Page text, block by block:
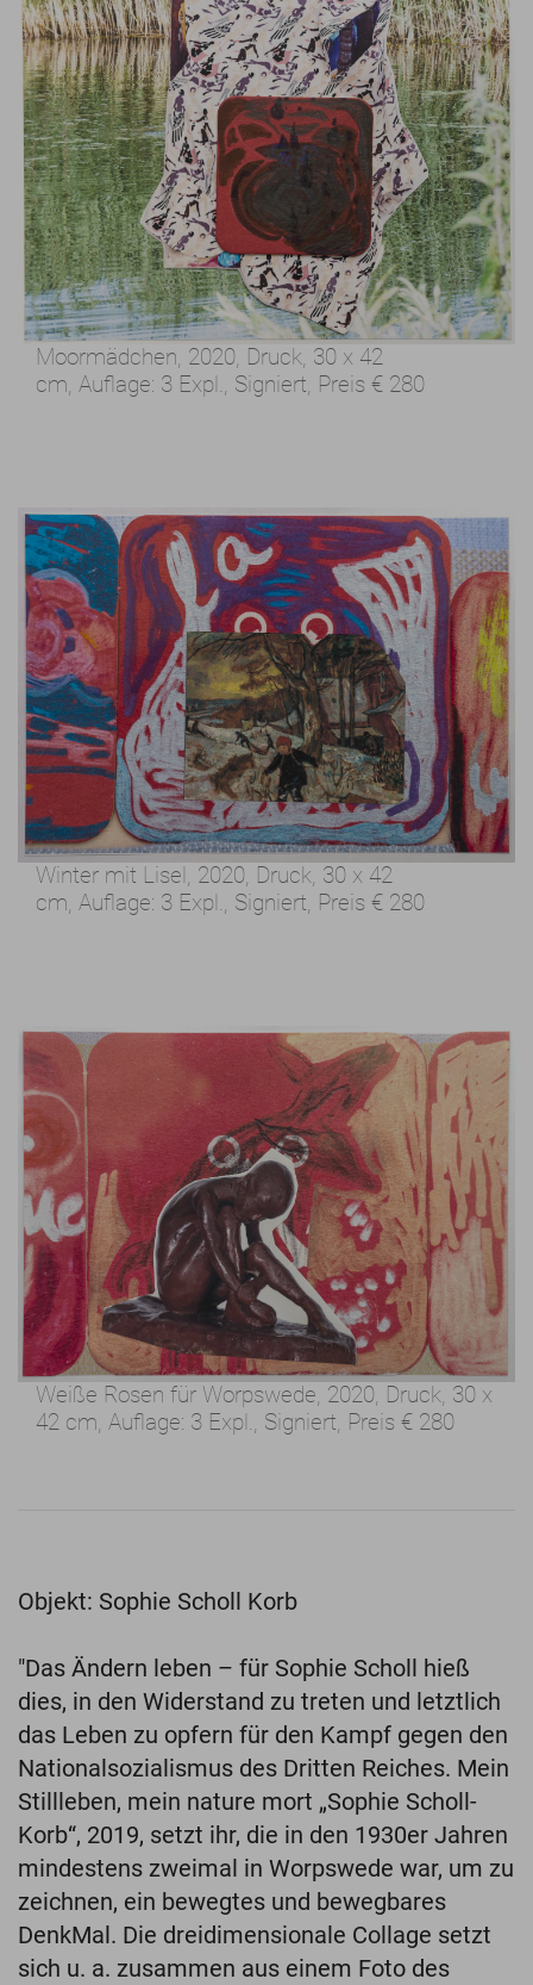
Moormädchen, 2020, Druck, 30 x 42
cm, Auflage: 3 Expl., Signiert, Preis € 280
Winter mit Lisel, 2020, Druck, 30 x 42
cm, Auflage: 3 Expl., Signiert, Preis € 280
Weiße Rosen für Worpswede, 2020, Druck, 30 x
42 cm, Auflage: 3 Expl., Signiert, Preis € 280
Objekt: Sophie Scholl Korb
"Das Ändern leben – für Sophie Scholl hieß
dies, in den Widerstand zu treten und letztlich
das Leben zu opfern für den Kampf gegen den
Nationalsozialismus des Dritten Reiches. Mein
Stillleben, mein nature mort „Sophie Scholl-
Korb“, 2019, setzt ihr, die in den 1930er Jahren
mindestens zweimal in Worpswede war, um zu
zeichnen, ein bewegtes und bewegbares
DenkMal. Die dreidimensionale Collage setzt
sich u. a. zusammen aus einem Foto des